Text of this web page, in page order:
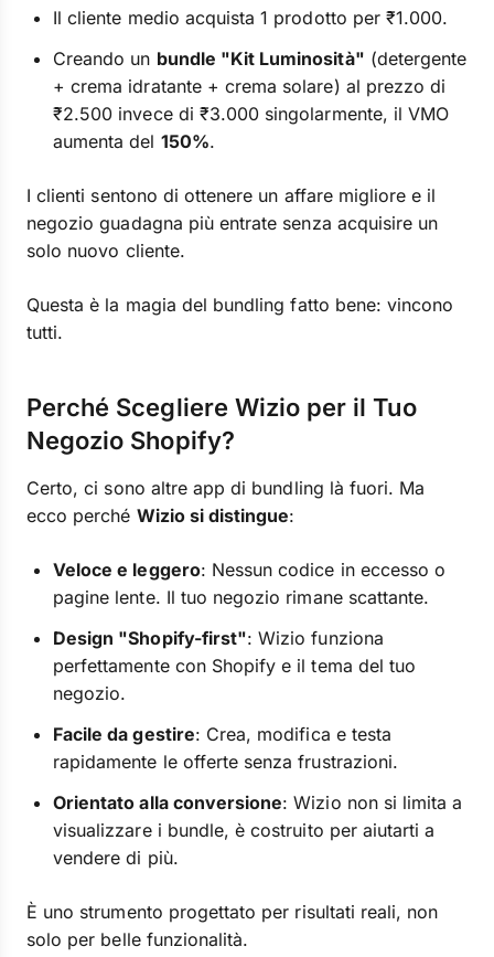
Il cliente medio acquista 1 prodotto per ₹1.000.
Creando un bundle "Kit Luminosità" (detergente
+ crema idratante + crema solare) al prezzo di
₹2.500 invece di ₹3.000 singolarmente, il VMO
aumenta del 150%.
I clienti sentono di ottenere un affare migliore e il
negozio guadagna più entrate senza acquisire un
solo nuovo cliente.
Questa è la magia del bundling fatto bene: vincono
tutti.
Perché Scegliere Wizio per il Tuo
Negozio Shopify?
Certo, ci sono altre app di bundling là fuori. Ma
ecco perché Wizio si distingue:
Veloce e leggero: Nessun codice in eccesso o
pagine lente. Il tuo negozio rimane scattante.
Design "Shopify-first": Wizio funziona
perfettamente con Shopify e il tema del tuo
negozio.
Facile da gestire: Crea, modifica e testa
rapidamente le offerte senza frustrazioni.
Orientato alla conversione: Wizio non si limita a
visualizzare i bundle, è costruito per aiutarti a
vendere di più.
È uno strumento progettato per risultati reali, non
solo per belle funzionalità.